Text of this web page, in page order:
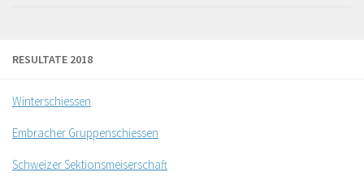
RESULTATE 2018
Winterschiessen
Embracher Gruppenschiessen
Schweizer Sektionsmeiserschaft